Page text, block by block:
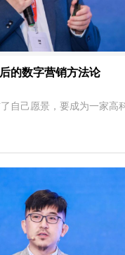
的数字营销方法论